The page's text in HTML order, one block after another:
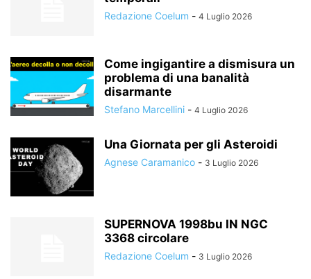
Redazione Coelum - 4 Luglio 2026
Come ingigantire a dismisura un
problema di una banalità
disarmante
Stefano Marcellini - 4 Luglio 2026
Una Giornata per gli Asteroidi
Agnese Caramanico - 3 Luglio 2026
SUPERNOVA 1998bu IN NGC
3368 circolare
Redazione Coelum - 3 Luglio 2026